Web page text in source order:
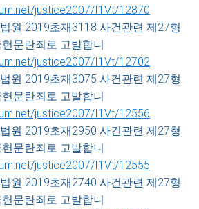
justice2007/I1Vt/12870
원 2019초재3118 사건관련 제27형
문란죄로 고발합니
justice2007/I1Vt/12702
원 2019초재3075 사건관련 제27형
문란죄로 고발합니
justice2007/I1Vt/12556
원 2019초재2950 사건관련 제27형
문란죄로 고발합니
justice2007/I1Vt/12555
원 2019초재2740 사건관련 제27형
문란죄로 고발합니